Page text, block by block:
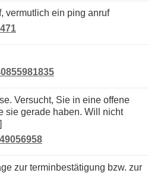
vermutlich ein ping anruf
sie gerade haben. Will nicht